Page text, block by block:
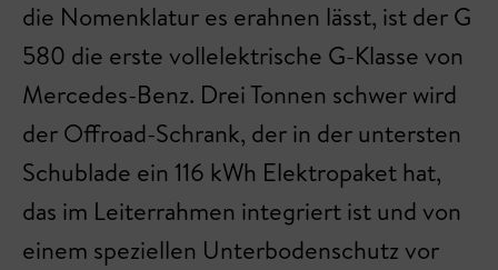
die Nomenklatur es erahnen lässt, ist der G
580 die erste vollelektrische G-Klasse von
Mercedes-Benz. Drei Tonnen schwer wird
der Offroad-Schrank, der in der untersten
Schublade ein 116 kWh Elektropaket hat,
das im Leiterrahmen integriert ist und von
einem speziellen Unterbodenschutz vor